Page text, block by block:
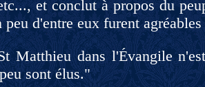
et conclut à propos du
peu d'entre eux furent
Matthieu dans l'Évangile
sont élus."